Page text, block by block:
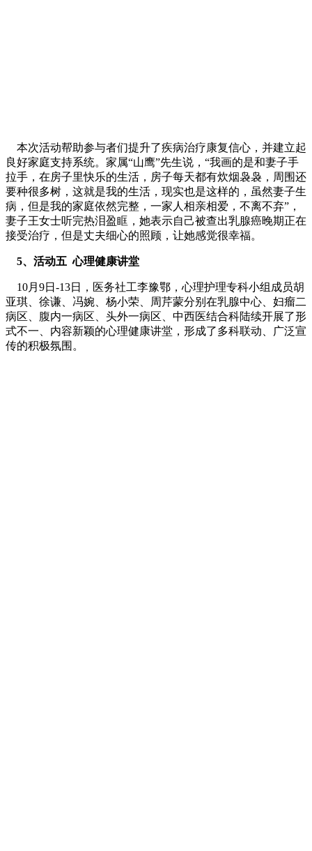
本次活动帮助参与者们提升了疾病治疗康复信心，并建立起
良好家庭支持系统。家属“山鹰”先生说，“我画的是和妻子手
拉手，在房子里快乐的生活，房子每天都有炊烟袅袅，周围还
要种很多树，这就是我的生活，现实也是这样的，虽然妻子生
病，但是我的家庭依然完整，一家人相亲相爱，不离不弃”，
妻子王女士听完热泪盈眶，她表示自己被查出乳腺癌晚期正在
接受治疗，但是丈夫细心的照顾，让她感觉很幸福。
5、活动五 心理健康讲堂
10月9日-13日，医务社工李豫鄂，心理护理专科小组成员胡
亚琪、徐谦、冯婉、杨小荣、周芹蒙分别在乳腺中心、妇瘤二
病区、腹内一病区、头外一病区、中西医结合科陆续开展了形
式不一、内容新颖的心理健康讲堂，形成了多科联动、广泛宣
传的积极氛围。